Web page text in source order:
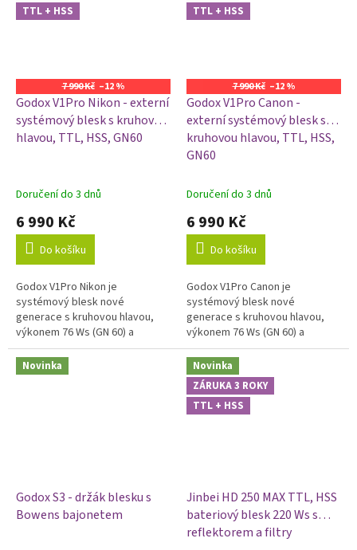
TTL + HSS
7 990 Kč –12 %
Godox V1Pro Nikon - externí
systémový blesk s kruhovou
hlavou, TTL, HSS, GN60
Doručení do 3 dnů
6 990 Kč
Do košíku
Godox V1Pro Nikon je
systémový blesk nové
generace s kruhovou hlavou,
výkonem 76 Ws (GN 60) a
podporou i-TTL. Díky kulaté
hlavě dává měkčí a
rovnoměrnější světlo než
TTL + HSS
7 990 Kč –12 %
Godox V1Pro Canon -
externí systémový blesk s
kruhovou hlavou, TTL, HSS,
GN60
Doručení do 3 dnů
6 990 Kč
Do košíku
Godox V1Pro Canon je
systémový blesk nové
generace s kruhovou hlavou,
výkonem 76 Ws (GN 60) a
podporou E-TTL II. Díky kulaté
hlavě dává měkčí a
rovnoměrnější světlo než
klasické...
Novinka
Godox S3 - držák blesku s
Bowens bajonetem
Novinka
ZÁRUKA 3 ROKY
TTL + HSS
Jinbei HD 250 MAX TTL, HSS
bateriový blesk 220 Ws s
reflektorem a filtry